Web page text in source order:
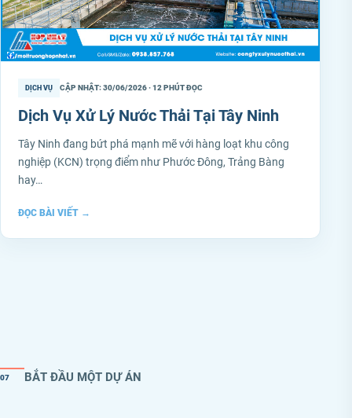
DỊCH VỤ CẬP NHẬT: 30/06/2026 · 12 PHÚT ĐỌC
Dịch Vụ Xử Lý Nước Thải Tại Tây Ninh
Tây Ninh đang bứt phá mạnh mẽ với hàng loạt khu công
nghiệp (KCN) trọng điểm như Phước Đông, Trảng Bàng
hay…
ĐỌC BÀI VIẾT →
07 BẮT ĐẦU MỘT DỰ ÁN